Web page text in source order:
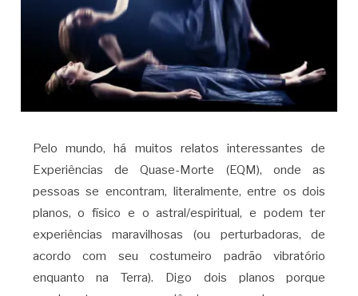
Pelo mundo, há muitos relatos interessantes de
Experiências de Quase-Morte (EQM), onde as
pessoas se encontram, literalmente, entre os dois
planos, o físico e o astral/espiritual, e podem ter
experiências maravilhosas (ou perturbadoras, de
acordo com seu costumeiro padrão vibratório
enquanto na Terra). Digo dois planos porque